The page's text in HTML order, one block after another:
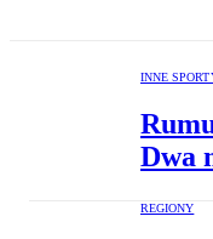
INNE
Dwa
REGIONY